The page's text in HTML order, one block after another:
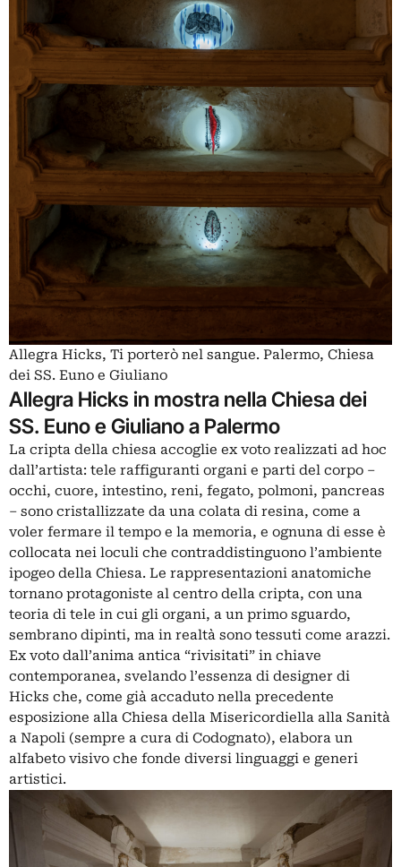
Allegra Hicks, Ti porterò nel sangue. Palermo, Chiesa
dei SS. Euno e Giuliano
Allegra Hicks in mostra nella Chiesa dei
SS. Euno e Giuliano a Palermo
La cripta della chiesa accoglie ex voto realizzati ad hoc
dall’artista: tele raffiguranti organi e parti del corpo –
occhi, cuore, intestino, reni, fegato, polmoni, pancreas
– sono cristallizzate da una colata di resina, come a
voler fermare il tempo e la memoria, e ognuna di esse è
collocata nei loculi che contraddistinguono l’ambiente
ipogeo della Chiesa. Le rappresentazioni anatomiche
tornano protagoniste al centro della cripta, con una
teoria di tele in cui gli organi, a un primo sguardo,
sembrano dipinti, ma in realtà sono tessuti come arazzi.
Ex voto dall’anima antica “rivisitati” in chiave
contemporanea, svelando l’essenza di designer di
Hicks che, come già accaduto nella precedente
esposizione alla Chiesa della Misericordiella alla Sanità
a Napoli (sempre a cura di Codognato), elabora un
alfabeto visivo che fonde diversi linguaggi e generi
artistici.